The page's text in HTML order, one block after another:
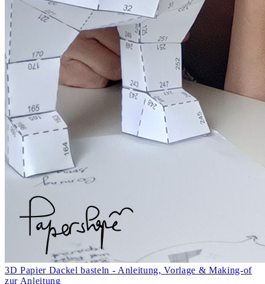
3D Papier Dackel basteln - Anleitung, Vorlage & Making-of
zur Anleitung